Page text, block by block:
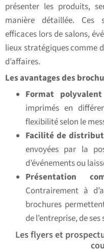
présenter les produits,
manière détaillée. Ces
efficaces lors de salons,
lieux stratégiques comme
d’affaires.
Les avantages des
Format
imprimés en
flexibilité selon le
Facilité de
envoyées par la
d’événements ou
Présentation
Contrairement à
brochures
de l’entreprise, de
Les flyers et